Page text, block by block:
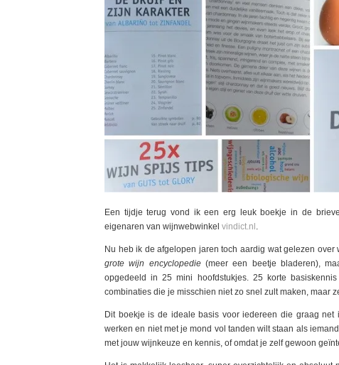
Een tijdje terug vond ik een erg leuk boekje in de
eigenaren van wijnwebwinkel vindict.nl
Nu heb ik de afgelopen jaren toch aardig wat gelezen
grote wijn encyclopedie(meer een beetje bladeren),
opgedeeld in 25 mini hoofdstukjes. 25 korte
combinaties die je misschien niet zo snel zult maken, maar
Dit boekje is de ideale basis voor iedereen die graag
werken en niet met je mond vol tanden wilt staan als
met jouw wijnkeuze en kennis, of omdat je zelf gewoon